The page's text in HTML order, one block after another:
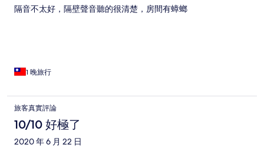
隔音不太好，隔壁聲音聽的很清楚，房間有蟑螂
1 晚旅行
旅客真實評論
10/10 好極了
2020 年 6 月 22 日